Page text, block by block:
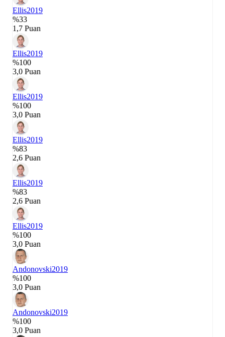
Ellis2019
%33
1,7 Puan
Ellis2019
%100
3,0 Puan
Ellis2019
%100
3,0 Puan
Ellis2019
%83
2,6 Puan
Ellis2019
%83
2,6 Puan
Ellis2019
%100
3,0 Puan
Andonovski2019
%100
3,0 Puan
Andonovski2019
%100
3,0 Puan